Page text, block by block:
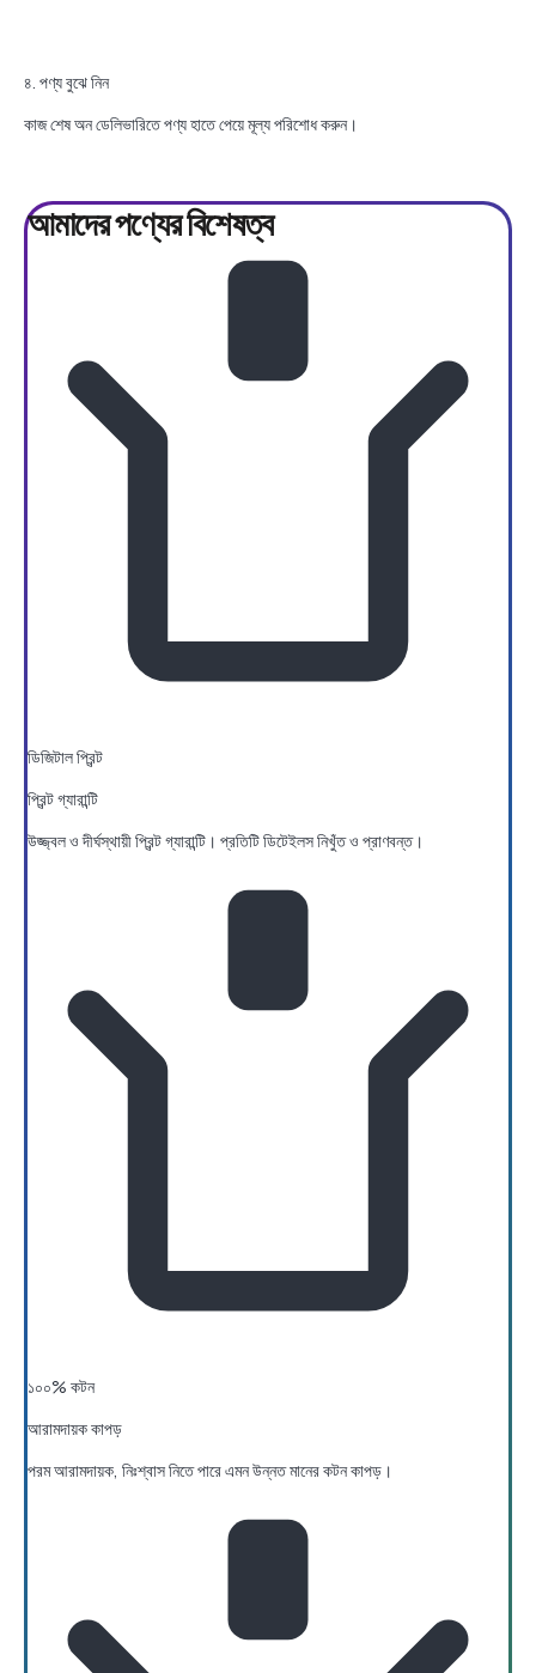
৪. পণ্য বুঝে নিন
কাজ শেষ অন ডেলিভারিতে পণ্য হাতে পেয়ে মূল্য পরিশোধ করুন।
আমাদের পণ্যেরবিশেষত্ব
ডিজিটাল প্রিন্ট
প্রিন্ট গ্যারান্টি
উজ্জ্বল ও দীর্ঘস্থায়ী প্রিন্ট গ্যারান্টি। প্রতিটি ডিটেইলস নিখুঁত ও প্রাণবন্ত।
১০০% কটন
আরামদায়ক কাপড়
পরম আরামদায়ক, নিঃশ্বাস নিতে পারে এমন উন্নত মানের কটন কাপড়।